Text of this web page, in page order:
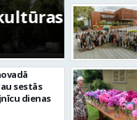
FOTO:
sestās
dienas